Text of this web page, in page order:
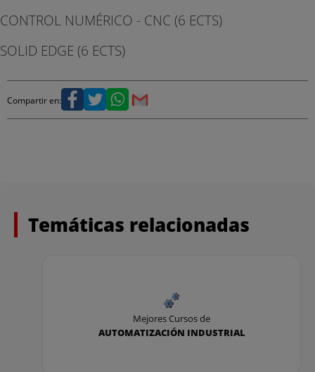
CONTROL NUMÉRICO - CNC (6 ECTS)
SOLID EDGE (6 ECTS)
Compartir en:
Temáticas relacionadas
Mejores Cursos de
AUTOMATIZACIÓN INDUSTRIAL